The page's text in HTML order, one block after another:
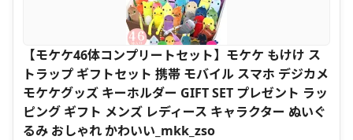
【モケケ46体コンプリートセット】モケケ もけけ ス
トラップ ギフトセット 携帯 モバイル スマホ デジカメ
モケケグッズ キーホルダー GIFT SET プレゼント ラッ
ピング ギフト メンズ レディース キャラクター ぬいぐ
るみ おしゃれ かわいい_mkk_zso